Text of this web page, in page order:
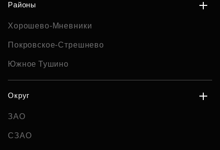
Районы
Хорошево-Мневники
Покровское-Стрешнево
Южное Тушино
Округ
ЗАО
СЗАО